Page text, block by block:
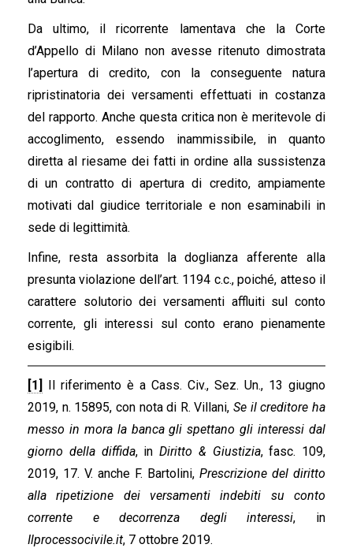
Da ultimo, il ricorrente lamentava che la Corte
d’Appello di Milano non avesse ritenuto dimostrata
l’apertura di credito, con la conseguente natura
ripristinatoria dei versamenti effettuati in costanza
del rapporto. Anche questa critica non è meritevole di
accoglimento, essendo inammissibile, in quanto
diretta al riesame dei fatti in ordine alla sussistenza
di un contratto di apertura di credito, ampiamente
motivati dal giudice territoriale e non esaminabili in
sede di legittimità.
Infine, resta assorbita la doglianza afferente alla
presunta violazione dell’art. 1194 c.c., poiché, atteso il
carattere solutorio dei versamenti affluiti sul conto
corrente, gli interessi sul conto erano pienamente
esigibili.
[1] Il riferimento è a Cass. Civ., Sez. Un., 13 giugno
2019, n. 15895, con nota di R. Villani,Se il creditore ha
messo in mora la banca gli spettano gli interessi dal
giorno della diffida, in Diritto & Giustizia, fasc. 109,
2019, 17. V. anche F. Bartolini, Prescrizione del diritto
alla ripetizione dei versamenti indebiti su conto
corrente e decorrenza degli interessi, in
Ilprocessocivile.it, 7 ottobre 2019.